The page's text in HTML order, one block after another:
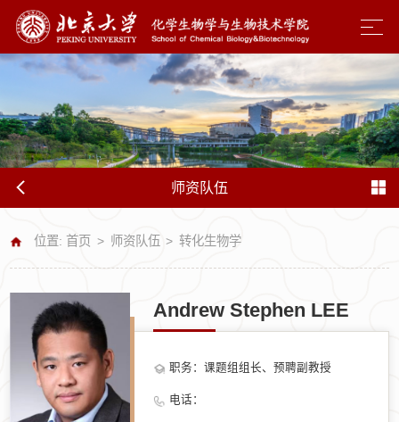
师资队伍
位置:首页 > 师资队伍 > 转化生物学
Andrew Stephen LEE
职务：课题组组长、预聘副教授
电话：